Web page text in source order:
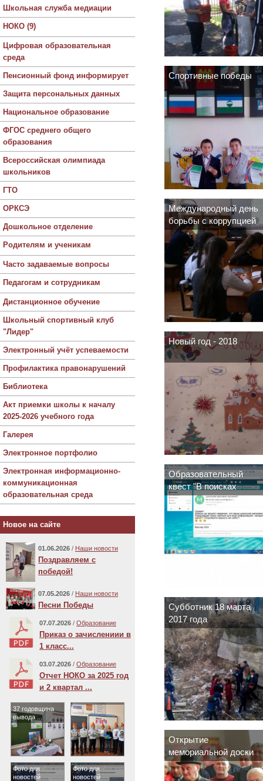
Школьная служба медиации
НОКО (9)
Цифровая образовательная
среда
Пенсионный фонд информирует
Защита персональных данных
Национальное образование
ФГОС среднего общего
образования
Всероссийская олимпиада
школьников
ГТО
ОРКСЭ
Дошкольное отделение
Родителям и ученикам
Часто задаваемые вопросы
Педагогам и сотрудникам
Дистанционное обучение
Школьный спортивный клуб
"Лидер"
Электронный учёт успеваемости
Профилактика правонарушений
Библиотека
Акт приемки школы к началу
2025-2026 учебного года
Галерея
Электронное портфолио
Электронная информационно-
коммуникационная
образовательная среда
Новое на сайте
01.06.2026 / Наши новости
Поздравляем с
победой!
07.05.2026 / Наши новости
Песни Победы
07.07.2026 / Образование
Приказ о зачислениии в
1 класс...
03.07.2026 / Образование
Отчет НОКО за 2025 год
и 2 квартал ...
37 годовщина
вывода ...
Фото для
новостей
Фото для
новостей
Спортивные победы
Международный день
борьбы с коррупцией
Новый год - 2018
Образовательный
квест "В поисках
школьной реликвии"
Субботник 18 марта
2017 года
Открытие
мемориальной доски
15.12.2017 г.